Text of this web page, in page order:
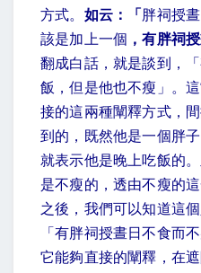
方式。 如云：「 胖祠授
該是加上一個 ，有胖祠
翻成白話，就是談到，
飯，但是他也不瘦」。
接的這兩種闡釋方式，
到的，既然他是一個胖
就表示他是晚上吃飯的
是不瘦的，透由不瘦的
之後，我們可以知道這
「有胖祠授晝日不食而
它能夠直接的闡釋，在